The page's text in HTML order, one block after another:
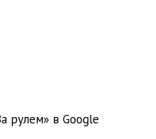
рулем» в Google